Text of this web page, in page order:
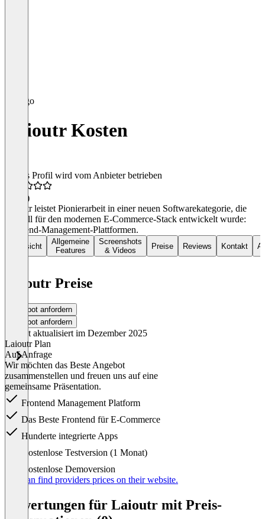
Laioutr Kosten
Dieses Profil wird vom Anbieter betrieben
(7)
Laioutr leistet Pionierarbeit in einer neuen Softwarekategorie, die
speziell für den modernen E-Commerce-Stack entwickelt wurde:
Frontend-Management-Plattformen.
Übersicht
Allgemeine
Features
Screenshots
& Videos
Preise Reviews Kontakt
Laioutr Preise
Angebot anfordern
Angebot anfordern
Zuletzt aktualisiert im Dezember 2025
Laioutr Plan
Auf Anfrage
Wir möchten das Beste Angebot
zusammenstellen und freuen uns auf eine
gemeinsame Präsentation.
Frontend Management Platform
Das Beste Frontend für E-Commerce
Hunderte integrierte Apps
Kostenlose Testversion (1 Monat)
Kostenlose Demoversion
You can find providers prices on their website.
Bewertungen für Laioutr mit Preis-